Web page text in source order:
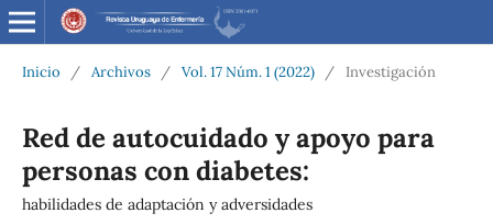
Inicio / Archivos / Vol. 17 Núm. 1 (2022) / Investigación
Red de autocuidado y apoyo para
personas con diabetes:
habilidades de adaptación y adversidades